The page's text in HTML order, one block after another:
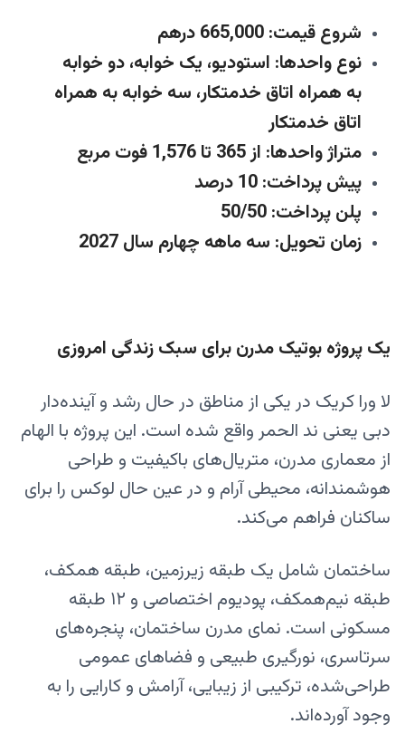
شروع قیمت: 665,000 درهم
نوع واحدها: استودیو، یک خوابه، دو خوابه
به همراه اتاق خدمتکار، سه خوابه به همراه
اتاق خدمتکار
متراژ واحدها: از 365 تا 1,576 فوت مربع
پیش پرداخت: 10 درصد
پلن پرداخت: 50/50
زمان تحویل: سه ماهه چهارم سال 2027
یک پروژه بوتیک مدرن برای سبک زندگی امروزی
لا ورا کریک در یکی از مناطق در حال رشد و آینده‌دار
دبی یعنی ند الحمر واقع شده است. این پروژه با الهام
از معماری مدرن، متریال‌های باکیفیت و طراحی
هوشمندانه، محیطی آرام و در عین حال لوکس را برای
ساکنان فراهم می‌کند.
ساختمان شامل یک طبقه زیرزمین، طبقه همکف،
طبقه نیم‌همکف، پودیوم اختصاصی و ۱۲ طبقه
مسکونی است. نمای مدرن ساختمان، پنجره‌های
سرتاسری، نورگیری طبیعی و فضاهای عمومی
طراحی‌شده، ترکیبی از زیبایی، آرامش و کارایی را به
وجود آورده‌اند.